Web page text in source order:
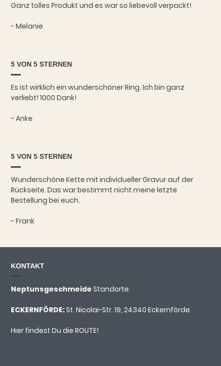
Ganz tolles Produkt und es war so liebevoll verpackt!
- Melanie
5 VON 5 STERNEN
Es ist wirklich ein wunderschöner Ring. Ich bin ganz
verliebt! 1000 Dank!
- Anke
5 VON 5 STERNEN
Wunderschöne Kette mit individueller Gravur auf der
Rückseite. Das war bestimmt nicht meine letzte
Bestellung bei euch.
- Frank
KONTAKT
NeptunsgeschmeideStandorte:
ECKERNFÖRDE:St. Nicolai-Str. 19, 24340 Eckernförde
Hier findest Du die ROUTE!